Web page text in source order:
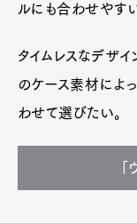
ルにも合わせやすい
タイムレスなデザイ
のケース素材によ
わせて選びたい。